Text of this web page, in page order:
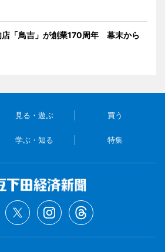
店「鳥吉」が創業170周年 幕末から
見る・遊ぶ 買う
学ぶ・知る 特集